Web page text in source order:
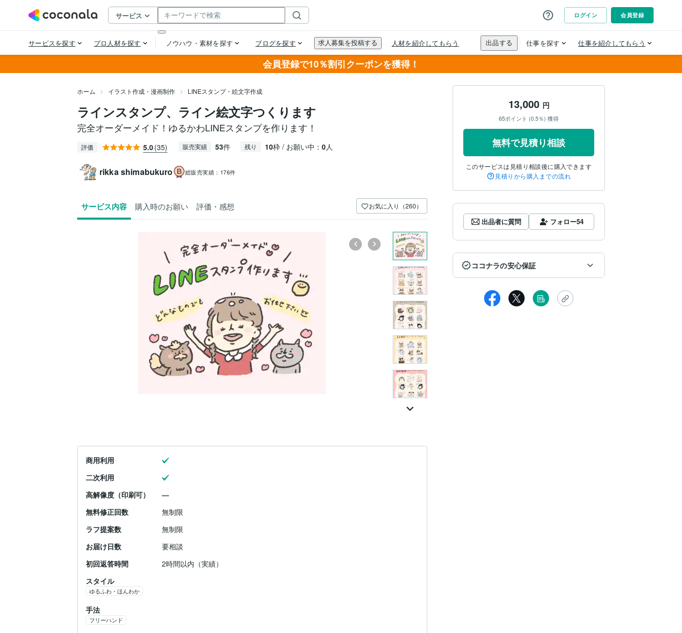
会員登録で10％割引クーポンを獲得！
ホーム イラスト作成・漫画制作 LINEスタンプ・絵文字作成
ラインスタンプ、ライン絵文字つくります
完全オーダーメイド！ゆるかわLINEスタンプを作ります！
評価 5.0(35) 販売実績 53件 残り 10枠 / お願い中： 0人
rikka shimabukuro 総販売実績： 176件
サービス内容 購入時のお願い 評価・感想 お気に入り（260）
商用利用
二次利用
高解像度（印刷可）
無料修正回数
無制限
ラフ提案数
無制限
お届け日数
要相談
初回返答時間
2時間以内（実績）
スタイル
ゆるふわ・ほんわか
手法
フリーハンド
13,000 円
65ポイント (0.5％) 獲得
無料で見積り相談
このサービスは見積り相談後に購入できます
見積りから購入までの流れ
出品者に質問 フォロー54
ココナラの安心保証